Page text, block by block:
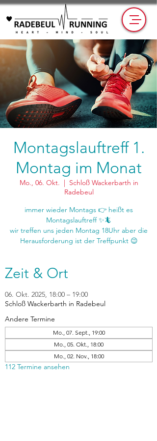
Montagslauftreff 1.
Montag im Monat
Mo., 06. Okt.
  |
Schloß Wackerbarth in
Radebeul
immer wieder Montags 👉 heißt es
Montagslauftreff ✨🦎
wir treffen uns jeden Montag 18Uhr aber die
Zeit & Ort
06. Okt. 2025, 18:00 – 19:00
Schloß Wackerbarth in Radebeul
Andere Termine
Mo., 07. Sept., 19:00
Mo., 05. Okt., 18:00
Mo., 02. Nov., 18:00
112 Termine ansehen